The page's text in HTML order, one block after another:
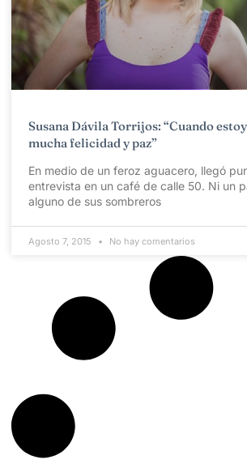
Susana Dávila Torrijos: “Cuando
mucha felicidad y paz”
En medio de un feroz aguacero, llegó
entrevista en un café de calle 50. Ni un
alguno de sus sombreros
Agosto 7, 2015 No hay comentarios